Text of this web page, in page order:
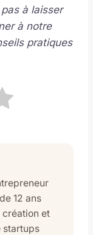
à laisser
à notre
pratiques
12 ans
et
startups